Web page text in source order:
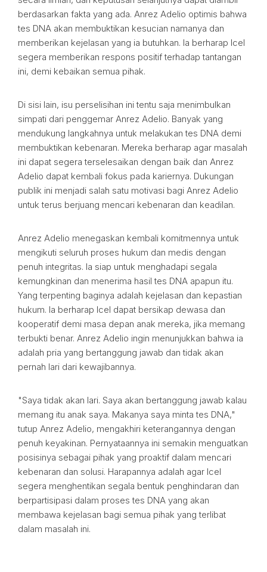
berdasarkan fakta yang ada. Anrez Adelio optimis bahwa
tes DNA akan membuktikan kesucian namanya dan
memberikan kejelasan yang ia butuhkan. Ia berharap Icel
segera memberikan respons positif terhadap tantangan
ini, demi kebaikan semua pihak.
Di sisi lain, isu perselisihan ini tentu saja menimbulkan
simpati dari penggemar Anrez Adelio. Banyak yang
mendukung langkahnya untuk melakukan tes DNA demi
membuktikan kebenaran. Mereka berharap agar masalah
ini dapat segera terselesaikan dengan baik dan Anrez
Adelio dapat kembali fokus pada kariernya. Dukungan
publik ini menjadi salah satu motivasi bagi Anrez Adelio
untuk terus berjuang mencari kebenaran dan keadilan.
Anrez Adelio menegaskan kembali komitmennya untuk
mengikuti seluruh proses hukum dan medis dengan
penuh integritas. Ia siap untuk menghadapi segala
kemungkinan dan menerima hasil tes DNA apapun itu.
Yang terpenting baginya adalah kejelasan dan kepastian
hukum. Ia berharap Icel dapat bersikap dewasa dan
kooperatif demi masa depan anak mereka, jika memang
terbukti benar. Anrez Adelio ingin menunjukkan bahwa ia
adalah pria yang bertanggung jawab dan tidak akan
pernah lari dari kewajibannya.
"Saya tidak akan lari. Saya akan bertanggung jawab kalau
memang itu anak saya. Makanya saya minta tes DNA,"
tutup Anrez Adelio, mengakhiri keterangannya dengan
penuh keyakinan. Pernyataannya ini semakin menguatkan
posisinya sebagai pihak yang proaktif dalam mencari
kebenaran dan solusi. Harapannya adalah agar Icel
segera menghentikan segala bentuk penghindaran dan
berpartisipasi dalam proses tes DNA yang akan
membawa kejelasan bagi semua pihak yang terlibat
dalam masalah ini.